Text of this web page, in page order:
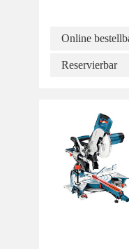
Online
Reservierbar